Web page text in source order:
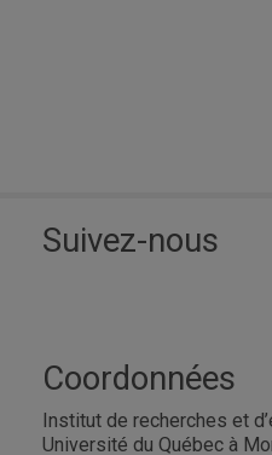
Suivez-nous
Coordonnées
Institut de recherches et
Université du Québec à